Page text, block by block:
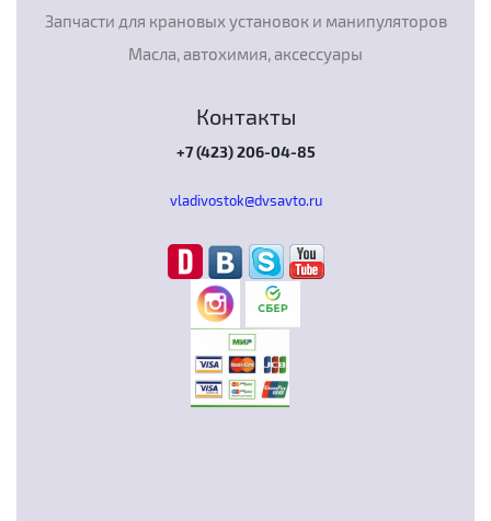
Запчасти для крановых установок и манипуляторов
Масла, автохимия, аксессуары
Контакты
+7 (423) 206-04-85
vladivostok@dvsavto.ru